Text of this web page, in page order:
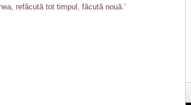
refăcută tot timpul, făcută nouă.'